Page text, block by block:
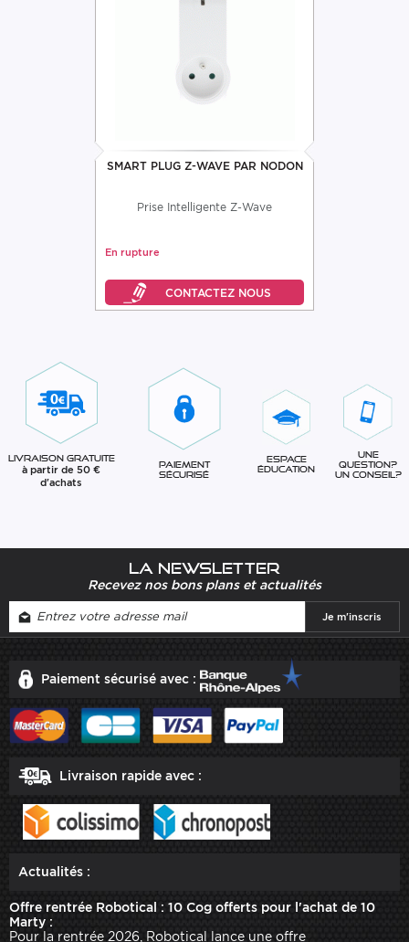
SMART PLUG Z-WAVE PAR NODON
Prise Intelligente Z-Wave
En rupture
Livraison gratuite
à partir de 50 €
d'achats
Paiement
sécurisé
Espace
éducation
Une
question?
Un conseil?
La newsletter
Recevez nos bons plans et actualités
Paiement sécurisé avec :
Livraison rapide avec :
Actualités :
Offre rentrée Robotical : 10 Cog offerts pour l'achat de 10
Marty :
Pour la rentrée 2026, Robotical lance une offre